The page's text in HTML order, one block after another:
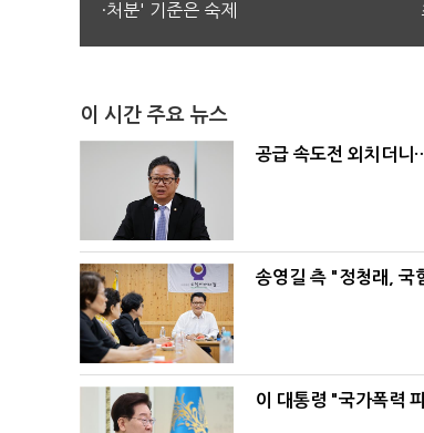
·처분' 기준은 숙제
이 시간 주요 뉴스
공급 속도전 외치더
송영길 측 "정청래, 국
이 대통령 "국가폭력